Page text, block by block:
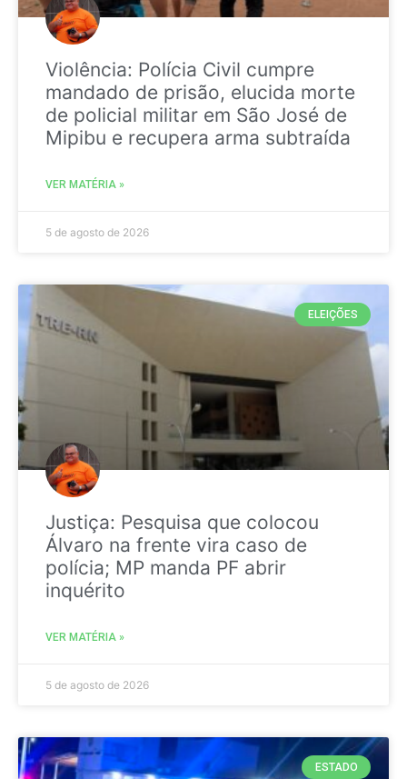
Violência: Polícia Civil cumpre
mandado de prisão, elucida morte
de policial militar em São José de
Mipibu e recupera arma subtraída
VER MATÉRIA »
5 de agosto de 2026
ELEIÇÕES
Justiça: Pesquisa que colocou
Álvaro na frente vira caso de
polícia; MP manda PF abrir
inquérito
VER MATÉRIA »
5 de agosto de 2026
ESTADO